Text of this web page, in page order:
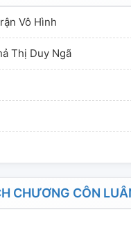
Vô Hình
Thị Duy Ngã
CHƯƠNG CÔN